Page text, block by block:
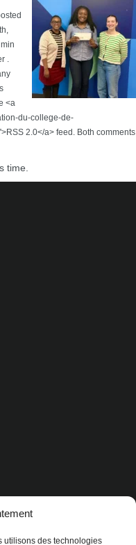
utilisons des technologies
.
<a
du-college-de-
2.0</a> feed. Both comments
time.